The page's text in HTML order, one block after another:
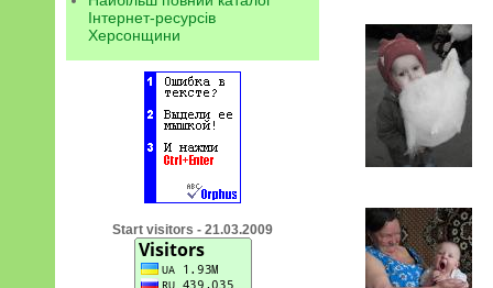
Інтернет-ресурсів
Херсонщини
Start visitors - 21.03.2009